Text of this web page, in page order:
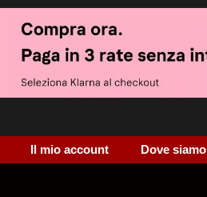
Il mio account Dove siamo